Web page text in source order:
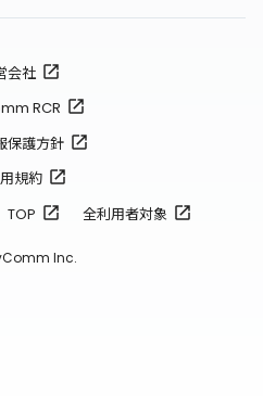
会社
RCR
保護方針
規約
TOP
全利用者対象
Inc.